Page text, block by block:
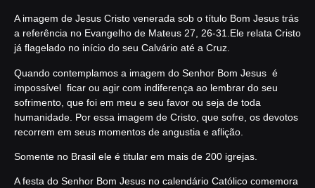
A imagem de Jesus Cristo venerada sob o título Bom Jesus trás
a referência no Evangelho de Mateus 27, 26-31.Ele relata Cristo
já flagelado no início do seu Calvário até a Cruz.
Quando contemplamos a imagem do Senhor Bom Jesus é
impossível ficar ou agir com indiferença ao lembrar do seu
sofrimento, que foi em meu e seu favor ou seja de toda
humanidade. Por essa imagem de Cristo, que sofre, os devotos
recorrem em seus momentos de angustia e aflição.
Somente no Brasil ele é titular em mais de 200 igrejas.
A festa do Senhor Bom Jesus no calendário Católico comemora